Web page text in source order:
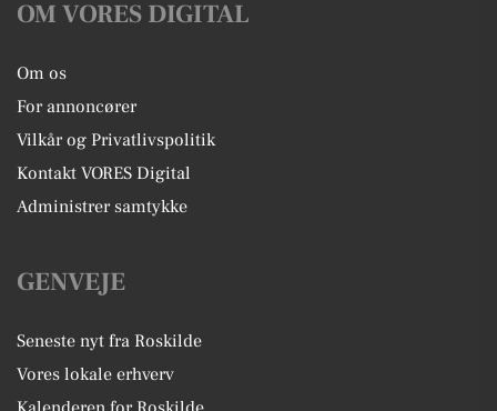
OM VORES DIGITAL
Om os
For annoncører
Vilkår og Privatlivspolitik
Kontakt VORES Digital
Administrer samtykke
GENVEJE
Seneste nyt fra Roskilde
Vores lokale erhverv